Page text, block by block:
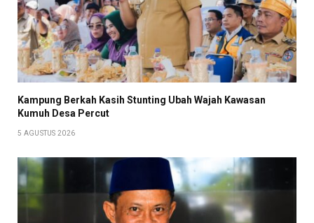
Kampung Berkah Kasih Stunting Ubah Wajah Kawasan
Kumuh Desa Percut
5 AGUSTUS 2026